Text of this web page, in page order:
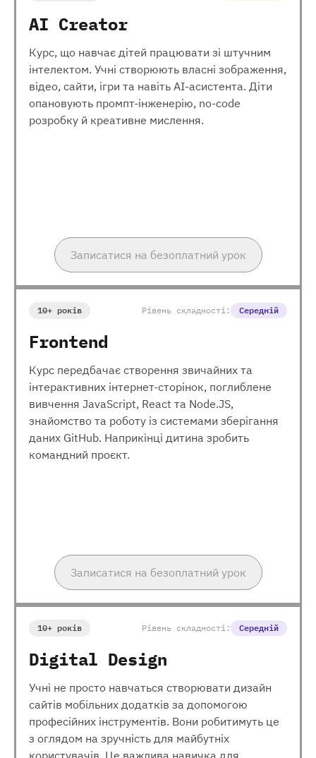
AI Creator
Курс, що навчає дітей працювати зі штучним
інтелектом. Учні створюють власні зображення,
відео, сайти, ігри та навіть AI-асистента. Діти
опановують промпт-інженерію, no-code
розробку й креативне мислення.
Записатися на безоплатний урок
10+ років Рівень складності: Середній
Frontend
Курс передбачає створення звичайних та
інтерактивних інтернет-сторінок, поглиблене
вивчення JavaScript, React та Node.JS,
знайомство та роботу із системами зберігання
даних GitHub. Наприкінці дитина зробить
командний проєкт.
Записатися на безоплатний урок
10+ років Рівень складності: Середній
Digital Design
Учні не просто навчаться створювати дизайн
сайтів мобільних додатків за допомогою
професійних інструментів. Вони робитимуть це
з оглядом на зручність для майбутніх